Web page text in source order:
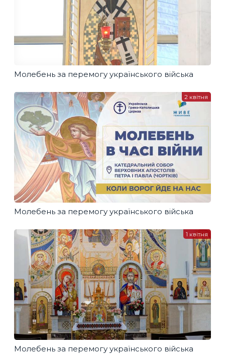
Молебень за перемогу українського війська
Молебень за перемогу українського війська
2 квітня
Молебень за перемогу українського війська
1 квітня